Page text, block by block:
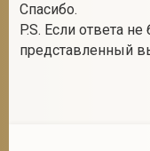
Спасибо.
P.S. Если ответа
представленный